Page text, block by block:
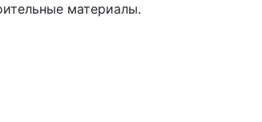
материалы.